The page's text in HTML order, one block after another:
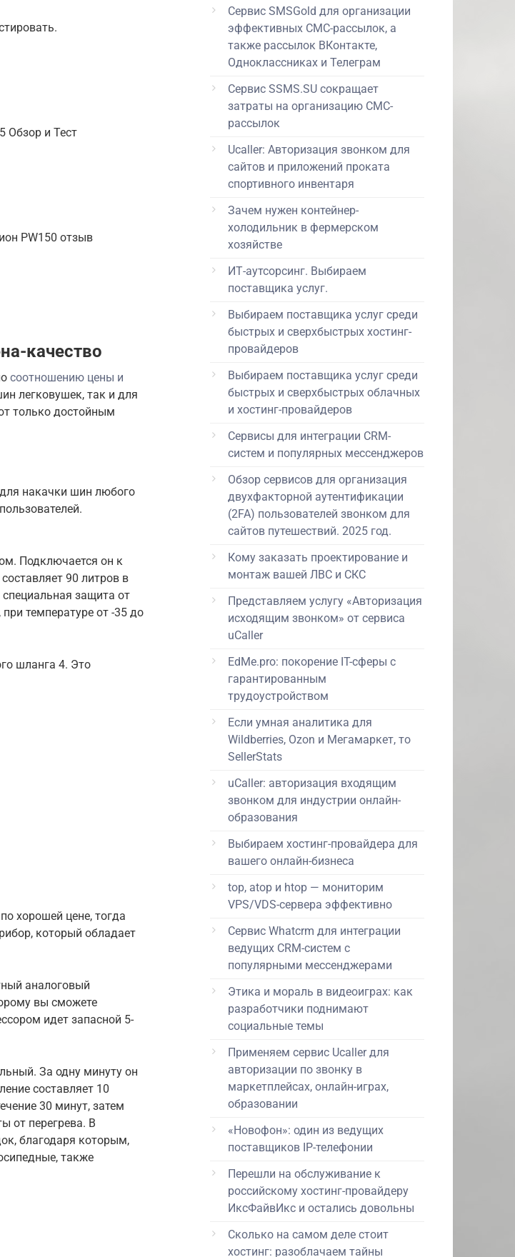
Обзор и Тест
PW150 отзыв
качество
соотношению цены и
легковушек, так и для
только достойным
накачки шин любого
Подключается он к
90 литров в
защита от
температуре от -35 до
шланга 4. Это
хорошей цене, тогда
который обладает
аналоговый
вы сможете
идет запасной 5-
За одну минуту он
составляет 10
30 минут, затем
от перегрева. В
благодаря которым,
также
Сервис SMSGold для организации
эффективных СМС-рассылок, а
также рассылок ВКонтакте,
Одноклассниках и Телеграм
Сервис SSMS.SU сокращает
затраты на организацию СМС-
рассылок
Ucaller: Авторизация звонком для
сайтов и приложений проката
спортивного инвентаря
Зачем нужен контейнер-
холодильник в фермерском
хозяйстве
ИТ-аутсорсинг. Выбираем
поставщика услуг.
Выбираем поставщика услуг среди
быстрых и сверхбыстрых хостинг-
провайдеров
Выбираем поставщика услуг среди
быстрых и сверхбыстрых облачных
и хостинг-провайдеров
Сервисы для интеграции CRM-
систем и популярных мессенджеров
Обзор сервисов для организация
двухфакторной аутентификации
(2FA) пользователей звонком для
сайтов путешествий. 2025 год.
Кому заказать проектирование и
монтаж вашей ЛВС и СКС
Представляем услугу «Авторизация
исходящим звонком» от сервиса
uCaller
EdMe.pro: покорение IT-сферы с
гарантированным
трудоустройством
Если умная аналитика для
Wildberries, Ozon и Мегамаркет, то
SellerStats
uCaller: авторизация входящим
звонком для индустрии онлайн-
образования
Выбираем хостинг-провайдера для
вашего онлайн-бизнеса
top, atop и htop — мониторим
VPS/VDS-сервера эффективно
Сервис Whatcrm для интеграции
ведущих CRM-систем с
популярными мессенджерами
Этика и мораль в видеоиграх: как
разработчики поднимают
социальные темы
Применяем сервис Ucaller для
авторизации по звонку в
маркетплейсах, онлайн-играх,
образовании
«Новофон»: один из ведущих
поставщиков IP-телефонии
Перешли на обслуживание к
российскому хостинг-провайдеру
ИксФайвИкс и остались довольны
Сколько на самом деле стоит
хостинг: разоблачаем тайны